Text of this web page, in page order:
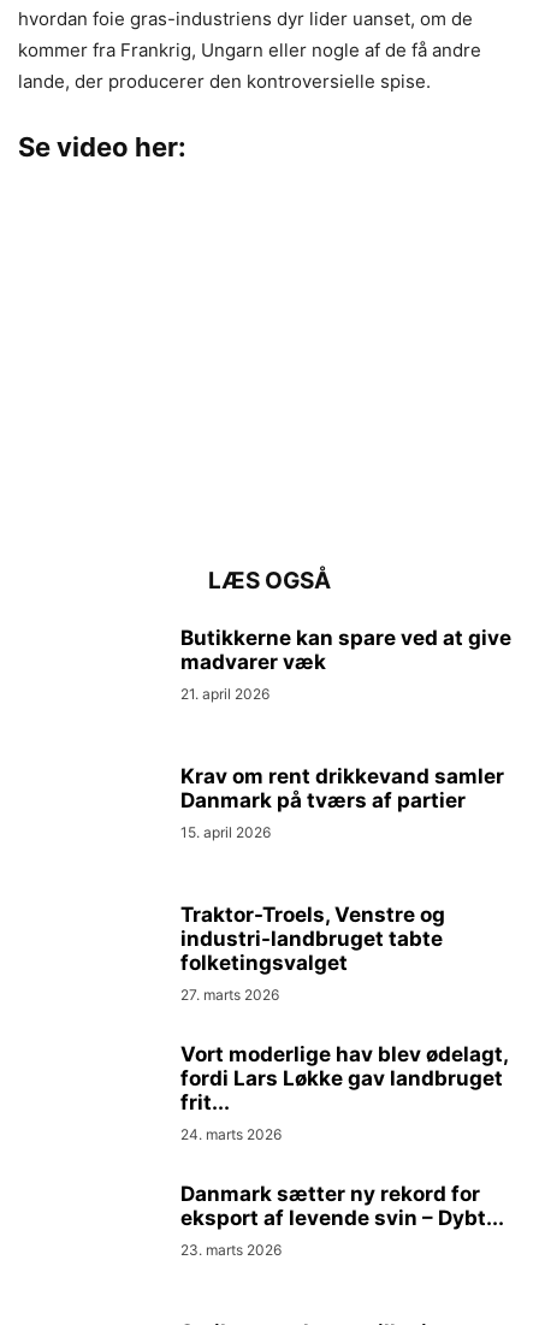
hvordan foie gras-industriens dyr lider uanset, om de
kommer fra Frankrig, Ungarn eller nogle af de få andre
lande, der producerer den kontroversielle spise.
Se video her:
LÆS OGSÅ
Butikkerne kan spare ved at give
madvarer væk
21. april 2026
Krav om rent drikkevand samler
Danmark på tværs af partier
15. april 2026
Traktor-Troels, Venstre og
industri-landbruget tabte
folketingsvalget
27. marts 2026
Vort moderlige hav blev ødelagt,
fordi Lars Løkke gav landbruget
frit...
24. marts 2026
Danmark sætter ny rekord for
eksport af levende svin – Dybt...
23. marts 2026